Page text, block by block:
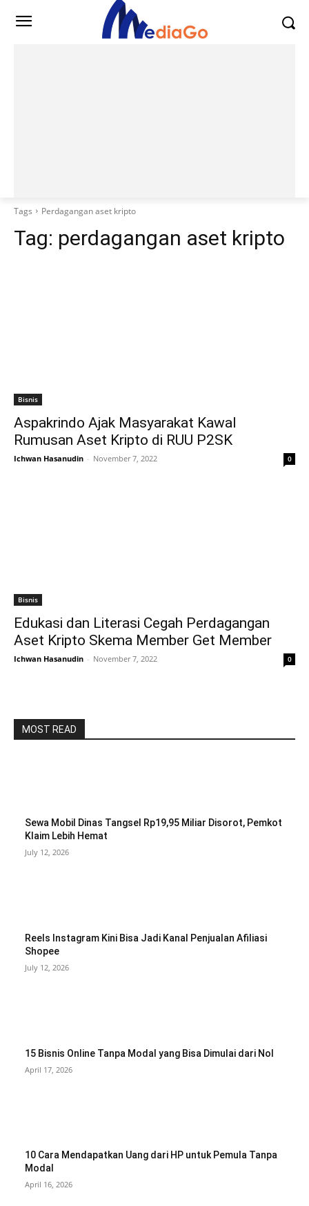
Tags Perdagangan aset kripto
Tag: perdagangan aset kripto
Bisnis
Aspakrindo Ajak Masyarakat Kawal
Rumusan Aset Kripto di RUU P2SK
Ichwan Hasanudin - November 7, 2022 0
Bisnis
Edukasi dan Literasi Cegah Perdagangan
Aset Kripto Skema Member Get Member
Ichwan Hasanudin - November 7, 2022 0
MOST READ
Sewa Mobil Dinas Tangsel Rp19,95 Miliar Disorot, Pemkot
Klaim Lebih Hemat
July 12, 2026
Reels Instagram Kini Bisa Jadi Kanal Penjualan Afiliasi
Shopee
July 12, 2026
15 Bisnis Online Tanpa Modal yang Bisa Dimulai dari Nol
April 17, 2026
10 Cara Mendapatkan Uang dari HP untuk Pemula Tanpa
Modal
April 16, 2026